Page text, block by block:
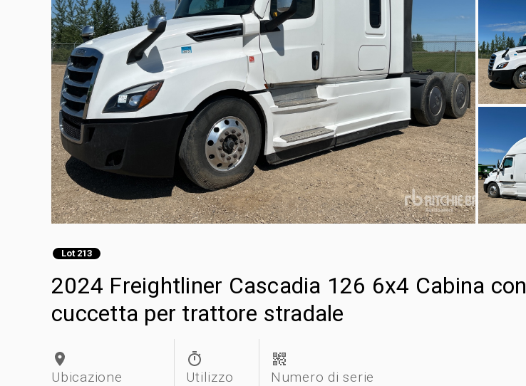
Lot 213
2024 Freightliner Cascadia 126 6x4 Cabina con
cuccetta per trattore stradale
Ubicazione Utilizzo Numero di serie